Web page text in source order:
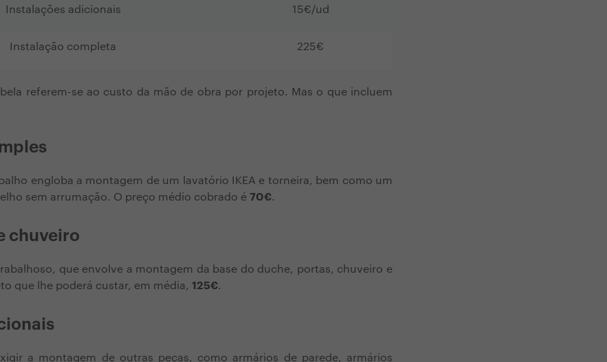
Instalações adicionais 15€/ud
Instalação completa 225€
referem-se ao custo da mão de obra por projeto. Mas o que incluem
engloba a montagem de um lavatório IKEA e torneira, bem como um
sem arrumação. O preço médio cobrado é 70€.
chuveiro
que envolve a montagem da base do duche, portas, chuveiro e
que lhe poderá custar, em média, 125€.
a montagem de outras peças, como armários de parede, armários